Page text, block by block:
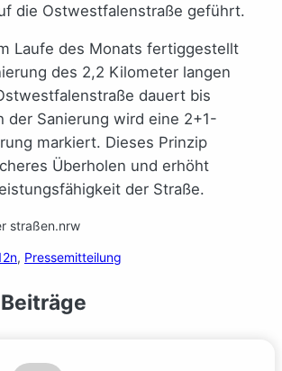
die Ostwestfalenstraße geführt.
Laufe des Monats fertiggestellt
des 2,2 Kilometer langen
dauert bis
der Sanierung wird eine 2+1-
markiert. Dieses Prinzip
Überholen und erhöht
der Straße.
straßen.nrw
, Pressemitteilung